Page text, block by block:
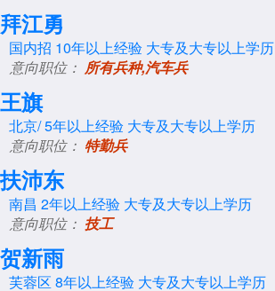
拜江勇
国内招 10年以上经验 大专及大专以上学历
意向职位： 所有兵种,汽车兵
王旗
北京/5年以上经验 大专及大专以上学历
意向职位： 特勤兵
扶沛东
南昌 2年以上经验 大专及大专以上学历
意向职位： 技工
贺新雨
芙蓉区 8年以上经验 大专及大专以上学历